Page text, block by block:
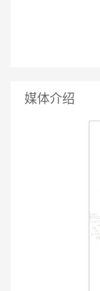
媒体介绍